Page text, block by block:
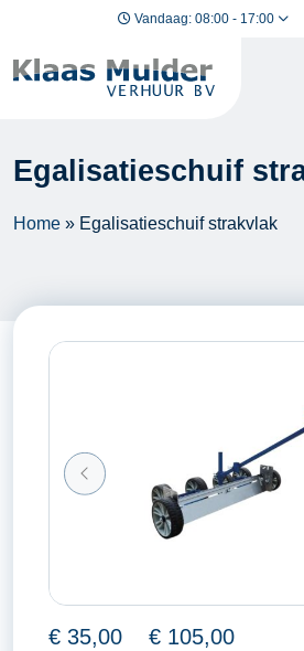
Ga naar inhoud Vandaag: 08:00 - 17:00
Egalisatieschuif
Home » Egalisatieschuif strakvlak
€ 35,00 € 105,00